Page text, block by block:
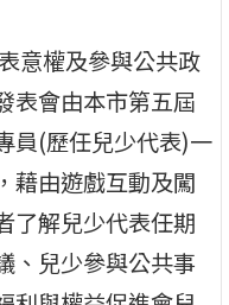
意權及參與公共政
表會由本市第五屆
員(歷任兒少代表)一
藉由遊戲互動及闖
了解兒少代表任期
、兒少參與公共事